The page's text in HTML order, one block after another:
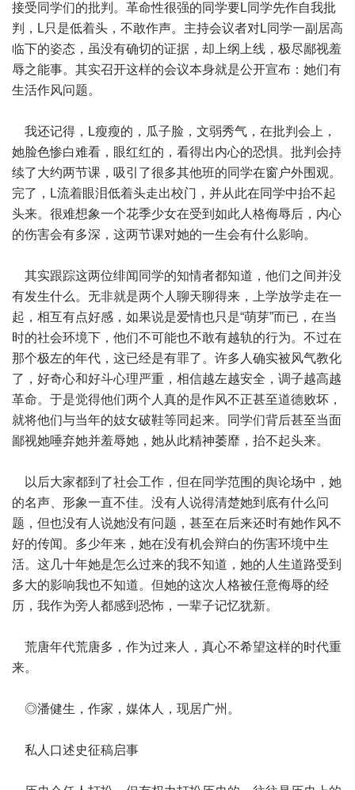
接受同学们的批判。革命性很强的同学要L同学先作自我批
判，L只是低着头，不敢作声。主持会议者对L同学一副居高
临下的姿态，虽没有确切的证据，却上纲上线，极尽鄙视羞
辱之能事。其实召开这样的会议本身就是公开宣布：她们有
生活作风问题。
我还记得，L瘦瘦的，瓜子脸，文弱秀气，在批判会上，
她脸色惨白难看，眼红红的，看得出内心的恐惧。批判会持
续了大约两节课，吸引了很多其他班的同学在窗户外围观。
完了，L流着眼泪低着头走出校门，并从此在同学中抬不起
头来。很难想象一个花季少女在受到如此人格侮辱后，内心
的伤害会有多深，这两节课对她的一生会有什么影响。
其实跟踪这两位绯闻同学的知情者都知道，他们之间并没
有发生什么。无非就是两个人聊天聊得来，上学放学走在一
起，相互有点好感，如果说是爱情也只是“萌芽”而已，在当
时的社会环境下，他们不可能也不敢有越轨的行为。不过在
那个极左的年代，这已经是有罪了。许多人确实被风气教化
了，好奇心和好斗心理严重，相信越左越安全，调子越高越
革命。于是觉得他们两个人真的是作风不正甚至道德败坏，
就将他们与当年的妓女破鞋等同起来。同学们背后甚至当面
鄙视她唾弃她并羞辱她，她从此精神萎靡，抬不起头来。
以后大家都到了社会工作，但在同学范围的舆论场中，她
的名声、形象一直不佳。没有人说得清楚她到底有什么问
题，但也没有人说她没有问题，甚至在后来还时有她作风不
好的传闻。多少年来，她在没有机会辩白的伤害环境中生
活。这几十年她是怎么过来的我不知道，她的人生道路受到
多大的影响我也不知道。但她的这次人格被任意侮辱的经
历，我作为旁人都感到恐怖，一辈子记忆犹新。
荒唐年代荒唐多，作为过来人，真心不希望这样的时代重
来。
◎潘健生，作家，媒体人，现居广州。
私人口述史征稿启事